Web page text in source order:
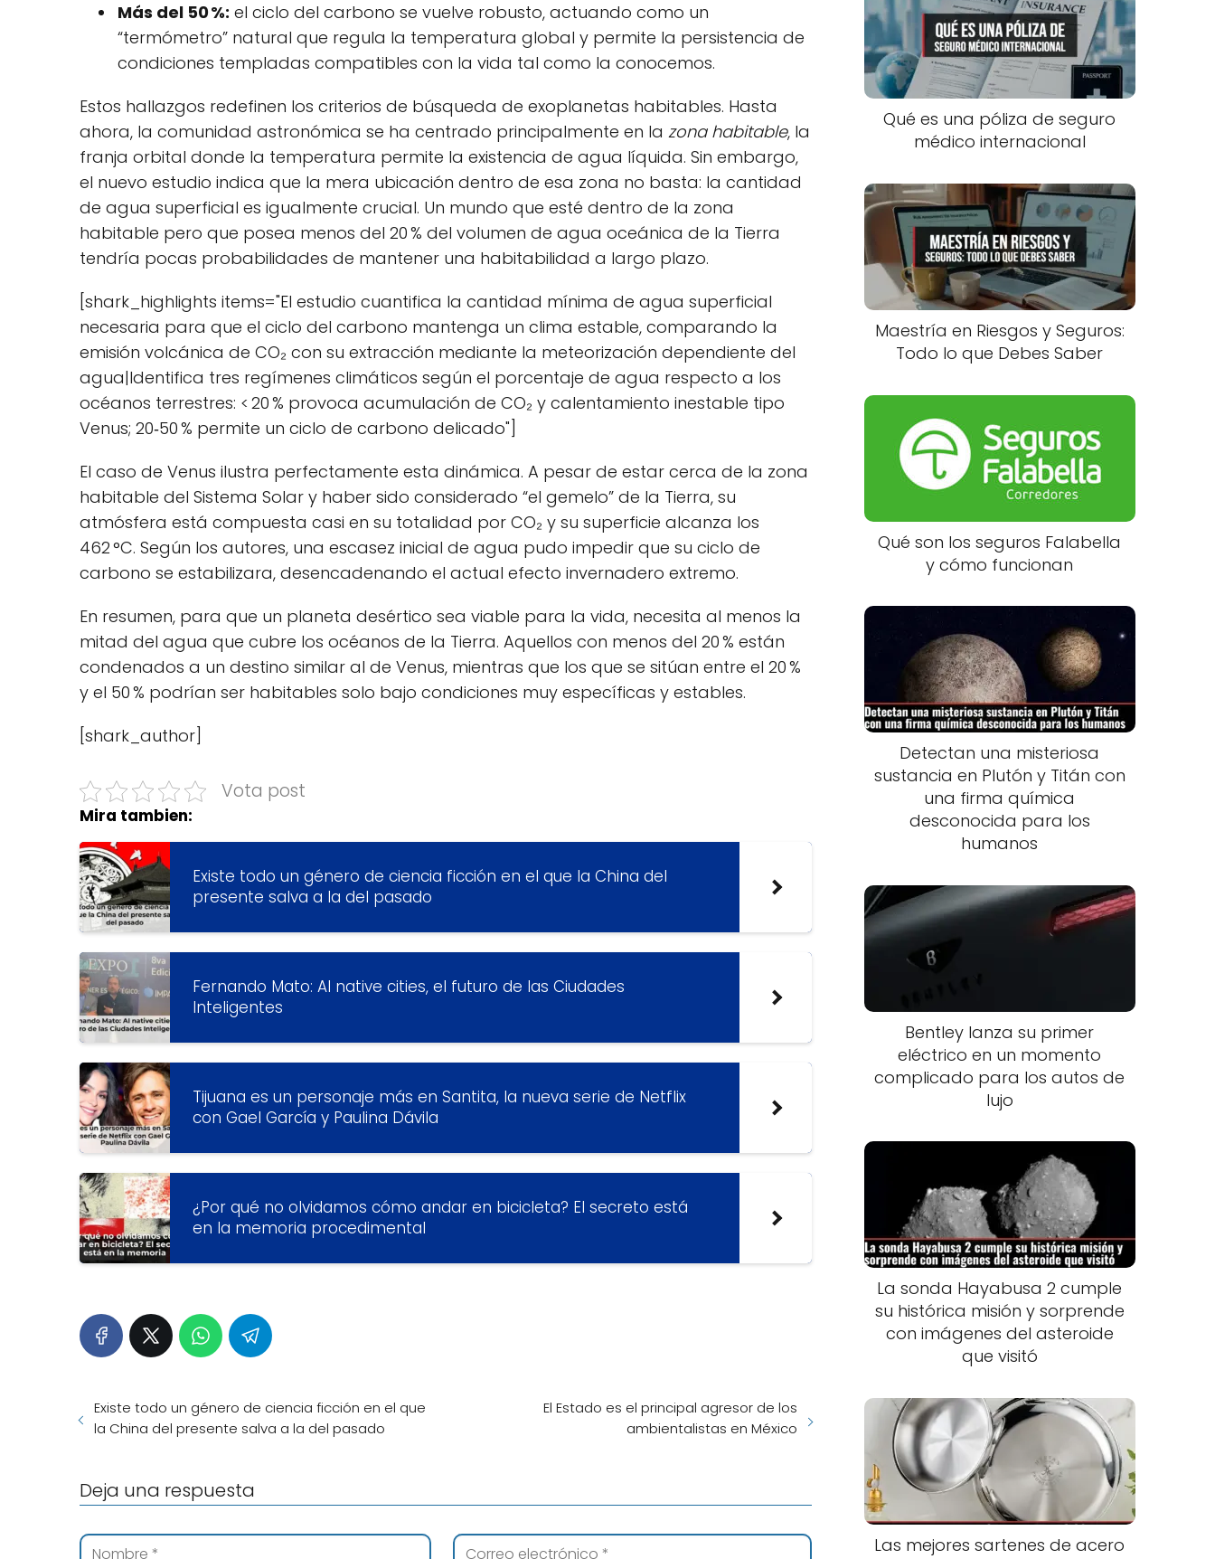
Más del 50 %: el ciclo del carbono se vuelve robusto, actuando como un
“termómetro” natural que regula la temperatura global y permite la persistencia de
condiciones templadas compatibles con la vida tal como la conocemos.
Estos hallazgos redefinen los criterios de búsqueda de exoplanetas habitables. Hasta
ahora, la comunidad astronómica se ha centrado principalmente en la zona habitable, la
franja orbital donde la temperatura permite la existencia de agua líquida. Sin embargo,
el nuevo estudio indica que la mera ubicación dentro de esa zona no basta: la cantidad
de agua superficial es igualmente crucial. Un mundo que esté dentro de la zona
habitable pero que posea menos del 20 % del volumen de agua oceánica de la Tierra
tendría pocas probabilidades de mantener una habitabilidad a largo plazo.
[shark_highlights items="El estudio cuantifica la cantidad mínima de agua superficial
necesaria para que el ciclo del carbono mantenga un clima estable, comparando la
emisión volcánica de CO₂ con su extracción mediante la meteorización dependiente del
agua|Identifica tres regímenes climáticos según el porcentaje de agua respecto a los
océanos terrestres: < 20 % provoca acumulación de CO₂ y calentamiento inestable tipo
Venus; 20‑50 % permite un ciclo de carbono delicado"]
El caso de Venus ilustra perfectamente esta dinámica. A pesar de estar cerca de la zona
habitable del Sistema Solar y haber sido considerado “el gemelo” de la Tierra, su
atmósfera está compuesta casi en su totalidad por CO₂ y su superficie alcanza los
462 °C. Según los autores, una escasez inicial de agua pudo impedir que su ciclo de
carbono se estabilizara, desencadenando el actual efecto invernadero extremo.
En resumen, para que un planeta desértico sea viable para la vida, necesita al menos la
mitad del agua que cubre los océanos de la Tierra. Aquellos con menos del 20 % están
condenados a un destino similar al de Venus, mientras que los que se sitúan entre el 20 %
y el 50 % podrían ser habitables solo bajo condiciones muy específicas y estables.
[shark_author]
Vota post
Mira tambien:
Existe todo un género de ciencia ficción en el que la China del
presente salva a la del pasado
Fernando Mato: AI native cities, el futuro de las Ciudades
Inteligentes
Tijuana es un personaje más en Santita, la nueva serie de Netflix
con Gael García y Paulina Dávila
¿Por qué no olvidamos cómo andar en bicicleta? El secreto está
en la memoria procedimental
Existe todo un género de ciencia ficción en el que
la China del presente salva a la del pasado
El Estado es el principal agresor de los
ambientalistas en México
Deja una respuesta
Qué es una póliza de seguro
médico internacional
Maestría en Riesgos y Seguros:
Todo lo que Debes Saber
Qué son los seguros Falabella
y cómo funcionan
Detectan una misteriosa
sustancia en Plutón y Titán con
una firma química
desconocida para los
humanos
Bentley lanza su primer
eléctrico en un momento
complicado para los autos de
lujo
La sonda Hayabusa 2 cumple
su histórica misión y sorprende
con imágenes del asteroide
que visitó
Las mejores sartenes de acero